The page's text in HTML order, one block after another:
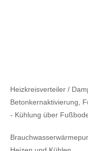
Heizkreisverteiler /
Betonkernaktivierung,
- Kühlung über